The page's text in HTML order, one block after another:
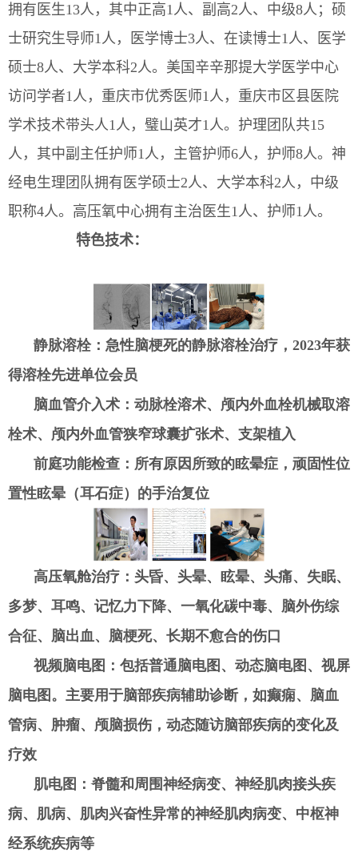
拥有医生13人，其中正高1人、副高2人、中级8人；硕
士研究生导师1人，医学博士3人、在读博士1人、医学
硕士8人、大学本科2人。美国辛辛那提大学医学中心
访问学者1人，重庆市优秀医师1人，重庆市区县医院
学术技术带头人1人，璧山英才1人。护理团队共15
人，其中副主任护师1人，主管护师6人，护师8人。神
经电生理团队拥有医学硕士2人、大学本科2人，中级
职称4人。高压氧中心拥有主治医生1人、护师1人。
特色技术：
静脉溶栓：急性脑梗死的静脉溶栓治疗， 2023年获
得溶栓先进单位会员
脑血管介入术：动脉栓溶术、颅内外血栓机械取溶
栓术、颅内外血管狭窄球囊扩张术、支架植入
前庭功能检查：所有原因所致的眩晕症，顽固性位
置性眩晕（耳石症）的手治复位
高压氧舱治疗 ：头昏、头晕、眩晕、头痛、失眠、
多梦、耳鸣、记忆力下降、一氧化碳中毒、脑外伤综
合征、脑出血、脑梗死、长期不愈合的伤口
视频脑电图：包括普通脑电图、动态脑电图、视屏
脑电图。主要用于脑部疾病辅助诊断，如癫痫、脑血
管病、肿瘤、颅脑损伤，动态随访脑部疾病的变化及
疗效
肌电图：脊髓和周围神经病变、神经肌肉接头疾
病、肌病、肌肉兴奋性异常的神经肌肉病变、中枢神
经系统疾病等